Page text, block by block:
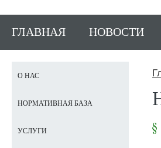
ГЛАВНАЯ НОВОСТИ
О НАС
НОРМАТИВНАЯ БАЗА
УСЛУГИ